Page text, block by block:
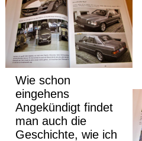
Wie schon
eingehens
Angekündigt findet
man auch die
Geschichte, wie ich